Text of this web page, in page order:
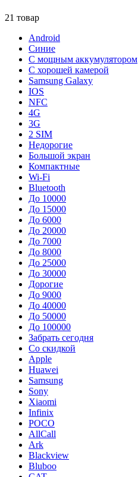
21 товар
Android
Синие
С мощным аккумулятором
С хорошей камерой
Samsung Galaxy
IOS
NFC
4G
3G
2 SIM
Недорогие
Большой экран
Компактные
Wi-Fi
Bluetooth
До 10000
До 15000
До 6000
До 20000
До 7000
До 8000
До 25000
До 30000
Дорогие
До 9000
До 40000
До 50000
До 100000
Забрать сегодня
Со скидкой
Apple
Huawei
Samsung
Sony
Xiaomi
Infinix
POCO
AllCall
Ark
Blackview
Bluboo